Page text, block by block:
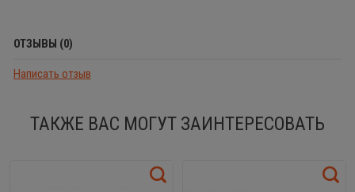
ОТЗЫВЫ (0)
Написать отзыв
ТАКЖЕ ВАС МОГУТ ЗАИНТЕРЕСОВАТЬ